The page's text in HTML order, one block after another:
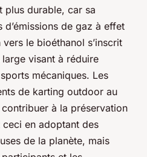
plus durable, car sa
de gaz à effet
le bioéthanol s’inscrit
visant à réduire
mécaniques. Les
de karting outdoor au
à la préservation
ceci en adoptant des
de la planète, mais